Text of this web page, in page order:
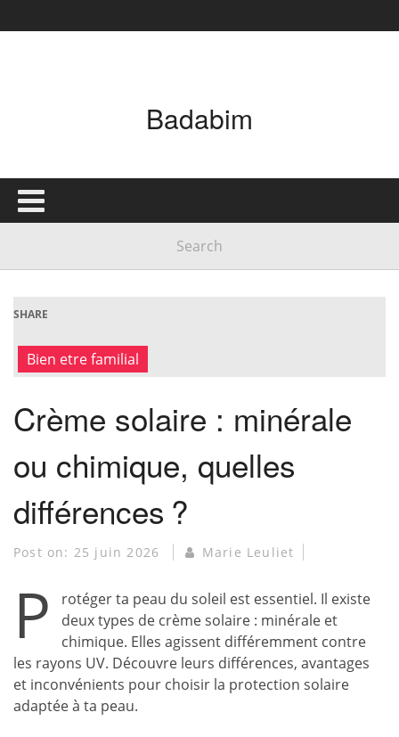
Badabim
SHARE
Bien etre familial
Crème solaire : minérale
ou chimique, quelles
différences ?
Post on: 25 juin 2026 Marie Leuliet
P
rotéger ta peau du soleil est essentiel. Il existe
deux types de crème solaire : minérale et
chimique. Elles agissent différemment contre
les rayons UV. Découvre leurs différences, avantages
et inconvénients pour choisir la protection solaire
adaptée à ta peau.